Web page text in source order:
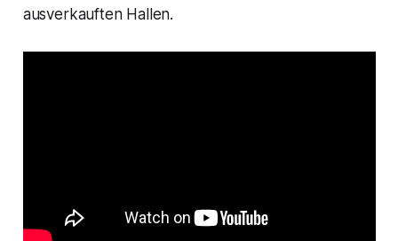
ausverkauften Hallen.